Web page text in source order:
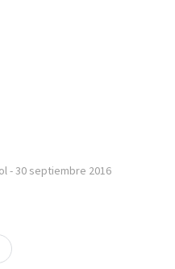
-30 septiembre 2016